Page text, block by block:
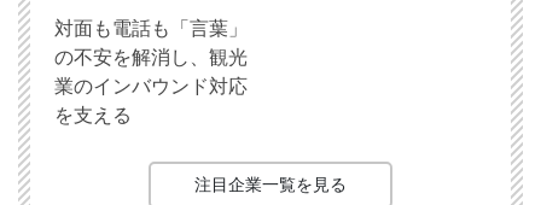
対面も電話も「言葉」
の不安を解消し、観光
業のインバウンド対応
を支える
注目企業一覧を見る